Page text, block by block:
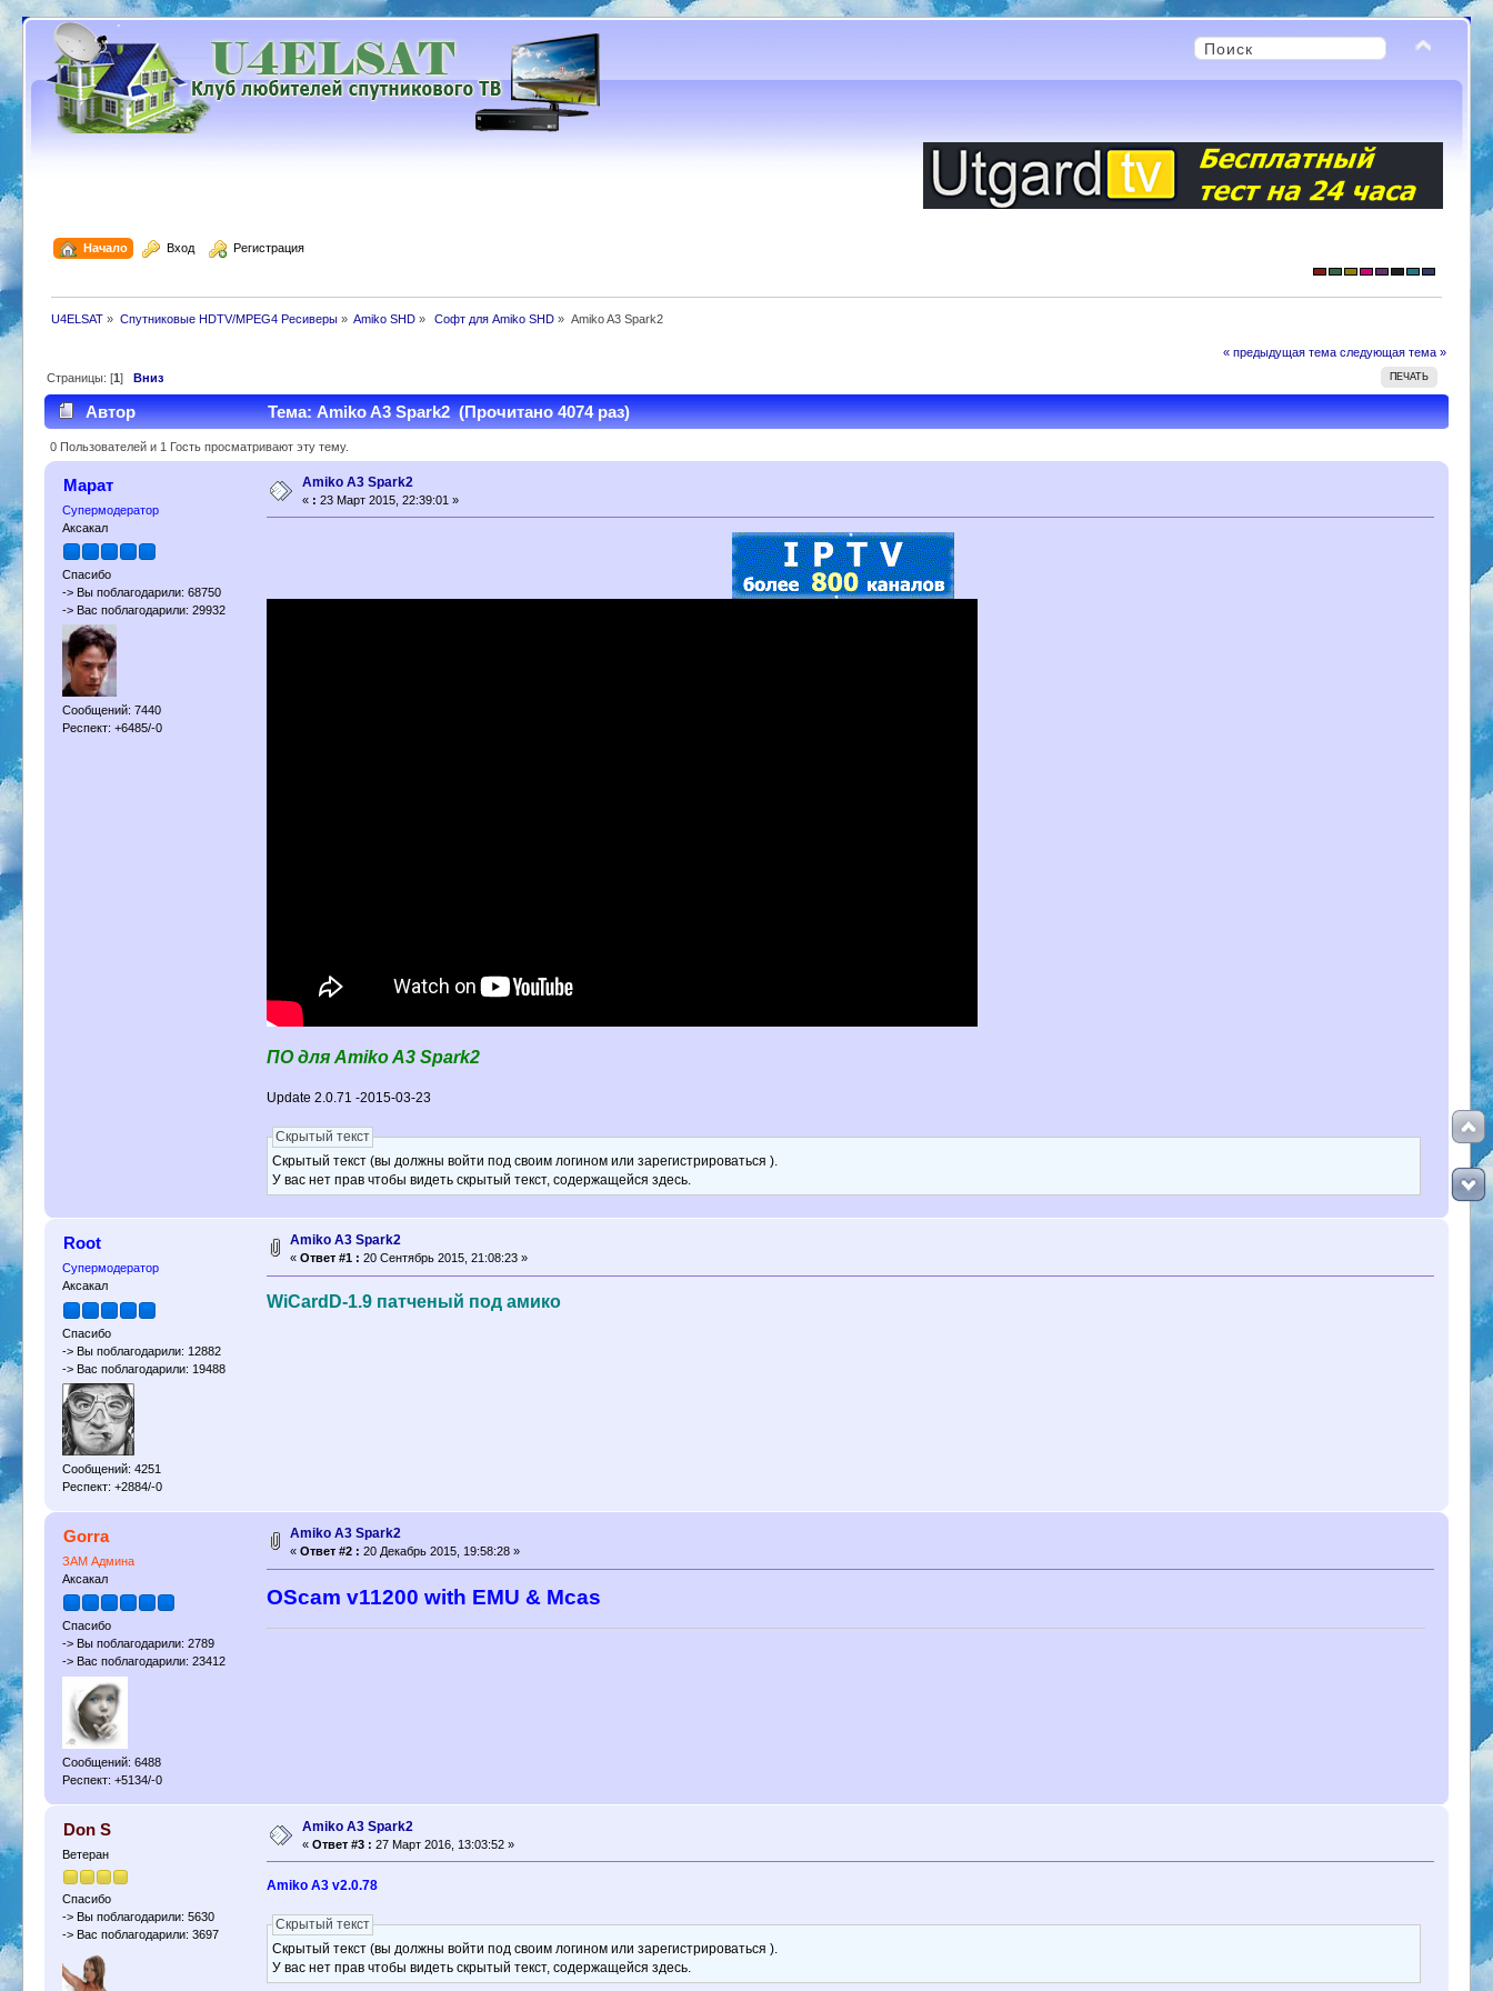
Начало Вход Регистрация
U4ELSAT » Спутниковые HDTV/MPEG4 Ресиверы» Amiko SHD » Софт для Amiko SHD » Аmiko A3 Spark2
« предыдущая тема следующая тема »
ПЕЧАТЬ
Страницы: [1]Вниз
Автор Тема: Аmiko A3 Spark2 (Прочитано 4074 раз)
0 Пользователей и 1 Гость просматривают эту тему.
Марат
Супермодератор
Аксакал
Спасибо
-> Вы поблагодарили: 68750
-> Вас поблагодарили: 29932
Сообщений: 7440
Респект: +6485/-0
Аmiko A3 Spark2
« : 23 Март 2015, 22:39:01 »
ПО для Аmiko A3 Spark2
Update 2.0.71 -2015-03-23
Скрытый текст
Скрытый текст (вы должны войти под своим логином или зарегистрироваться ).
У вас нет прав чтобы видеть скрытый текст, содержащейся здесь.
Root
Супермодератор
Аксакал
Спасибо
-> Вы поблагодарили: 12882
-> Вас поблагодарили: 19488
Сообщений: 4251
Респект: +2884/-0
Аmiko A3 Spark2
«Ответ #1 : 20 Сентябрь 2015, 21:08:23 »
WiCardD-1.9 патченый под амико
Gorra
ЗАМ Админа
Аксакал
Спасибо
-> Вы поблагодарили: 2789
-> Вас поблагодарили: 23412
Сообщений: 6488
Респект: +5134/-0
Аmiko A3 Spark2
«Ответ #2 : 20 Декабрь 2015, 19:58:28 »
OScam v11200 with EMU & Mcas
Don S
Ветеран
Спасибо
-> Вы поблагодарили: 5630
-> Вас поблагодарили: 3697
Аmiko A3 Spark2
«Ответ #3 : 27 Март 2016, 13:03:52 »
Amiko A3 v2.0.78
Скрытый текст
Скрытый текст (вы должны войти под своим логином или зарегистрироваться ).
У вас нет прав чтобы видеть скрытый текст, содержащейся здесь.